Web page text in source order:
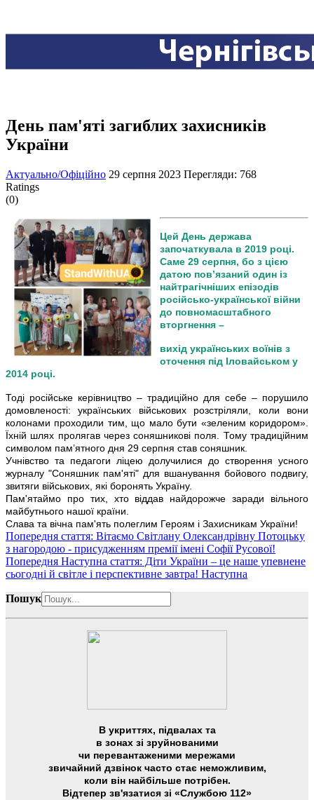
День пам'яті загиблих захисників
України
Актуально/Офіційно 29 серпня 2023 Перегляди: 768
Ratings
(0)
Цей День держава
започаткувала в 2019 році.
Саме 29 серпня, бо з цією
датою пов’язаний один із
найтрагічніших епізодів
російсько-української війни
до повномасштабного
вторгнення –
вихід українських воїнів з
оточення під Іловайськом у
2014 році.
Тоді російське керівництво – традиційно для себе – порушило
домовленості: українських військових розстріляли, коли вони
колонами проходили тим, що мало бути «зеленим коридором».
Їхній шлях пролягав через соняшникові поля. Тому традиційним
символом пам’ятного дня 29 серпня став соняшник.
Учнівство та педагоги ліцею долучилися до створення усного
журналу "Соняшник пам'яті" для вшанування бойового подвигу,
звитяги військових, які боронять Україну.
Пам'ятаймо про тих, хто віддав найдорожче заради вільного
майбутнього нашої країни.
Слава та вічна пам'ять полеглим Героям і Захисникам України!
Попередня стаття: Вітаємо Світлану Олександрівну Потоцьку
з нагородою - присудженням премії імені Софії Русової!
Попередня Наступна стаття: Діти України – це наше упевнене
сьогодні й світле і перспективне завтра! Наступна
Пошук
В укриттях, підвалах та
в зонах зі зруйнованими
чи перевантаженими мережами
звичайний дзвінок часто стає неможливим,
коли він найбільше потрібен.
Відтепер зв'язатися зі «Службою 112»